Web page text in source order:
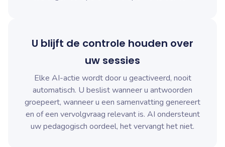
U blijft de controle houden over
uw sessies
Elke AI-actie wordt door u geactiveerd, nooit
automatisch. U beslist wanneer u antwoorden
groepeert, wanneer u een samenvatting genereert
en of een vervolgvraag relevant is. AI ondersteunt
uw pedagogisch oordeel, het vervangt het niet.